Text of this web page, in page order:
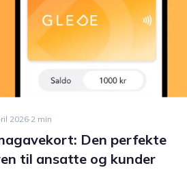
2026·2 min
Den perfekte
til ansatte og kunder